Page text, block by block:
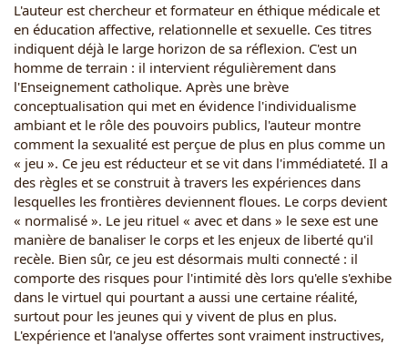
L'auteur est chercheur et formateur en éthique médicale et
en éducation affective, relationnelle et sexuelle. Ces titres
indiquent déjà le large horizon de sa réflexion. C'est un
homme de terrain : il intervient régulièrement dans
l'Enseignement catholique. Après une brève
conceptualisation qui met en évidence l'individualisme
ambiant et le rôle des pouvoirs publics, l'auteur montre
comment la sexualité est perçue de plus en plus comme un
« jeu ». Ce jeu est réducteur et se vit dans l'immédiateté. Il a
des règles et se construit à travers les expériences dans
lesquelles les frontières deviennent floues. Le corps devient
« normalisé ». Le jeu rituel « avec et dans » le sexe est une
manière de banaliser le corps et les enjeux de liberté qu'il
recèle. Bien sûr, ce jeu est désormais multi connecté : il
comporte des risques pour l'intimité dès lors qu'elle s'exhibe
dans le virtuel qui pourtant a aussi une certaine réalité,
surtout pour les jeunes qui y vivent de plus en plus.
L'expérience et l'analyse offertes sont vraiment instructives,